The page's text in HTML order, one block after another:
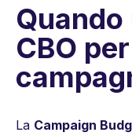
CBO
La Campaign